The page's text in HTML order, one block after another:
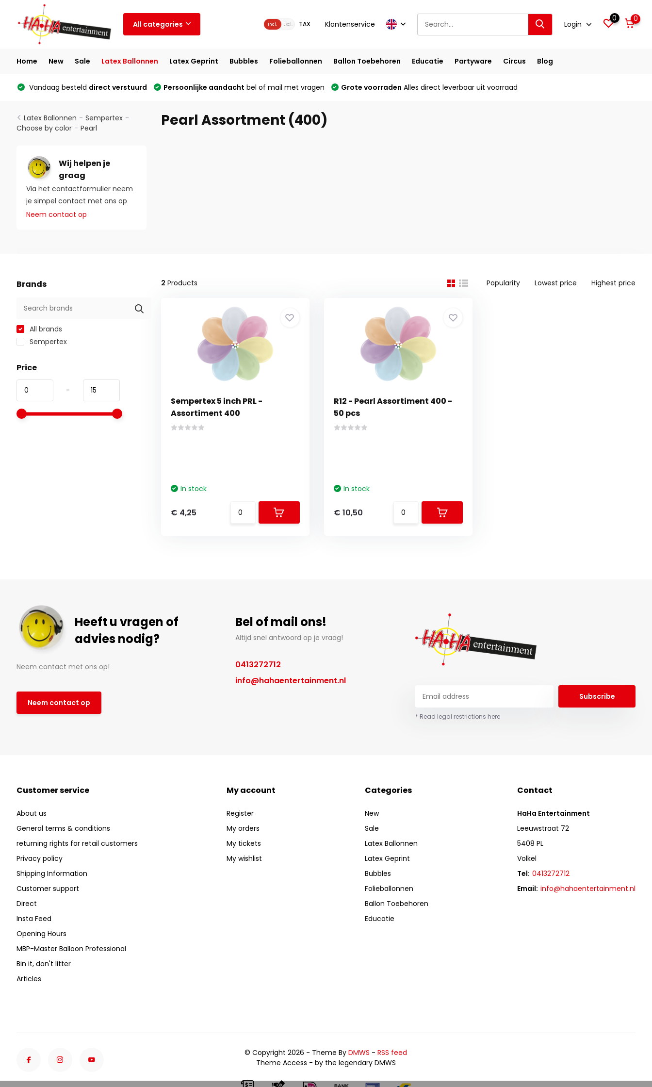
All categories Incl. Excl. TAX Klantenservice Login
0 0
Home New Sale Latex Ballonnen Latex Geprint Bubbles Folieballonnen Ballon Toebehoren Educatie Partyware Circus Blog
Vandaag besteld direct verstuurd Persoonlijke aandacht bel of mail met vragen Grote voorraden Alles direct leverbaar uit voorraad
Latex Ballonnen - Sempertex -
Choose by color - Pearl
Wij helpen je
graag
Via het contactformulier neem
je simpel contact met ons op
Neem contact op
Pearl Assortment (400)
Brands
All brands
Sempertex
Price
-
2 Products Popularity Lowest price Highest price
Sempertex 5 inch PRL -
Assortiment 400
In stock
€ 4,25
R12 - Pearl Assortiment 400 -
50 pcs
In stock
€ 10,50
Heeft u vragen of
advies nodig?
Neem contact met ons op!
Neem contact op
Bel of mail ons!
Altijd snel antwoord op je vraag!
0413272712
info@hahaentertainment.nl
Subscribe
* Read legal restrictions here
Customer service
About us
General terms & conditions
returning rights for retail customers
Privacy policy
Shipping Information
Customer support
Direct
Insta Feed
Opening Hours
MBP-Master Balloon Professional
Bin it, don't litter
Articles
My account
Register
My orders
My tickets
My wishlist
Categories
New
Sale
Latex Ballonnen
Latex Geprint
Bubbles
Folieballonnen
Ballon Toebehoren
Educatie
Contact
HaHa Entertainment
Leeuwstraat 72
5408 PL
Volkel
Tel: 0413272712
Email: info@hahaentertainment.nl
© Copyright 2026 - Theme ByDMWS -RSS feed
Theme Access - by the legendary DMWS